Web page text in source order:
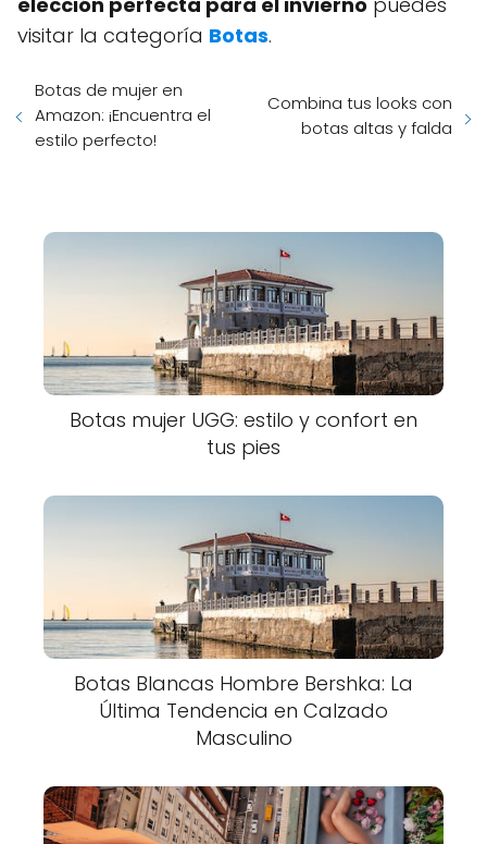
visitar la categoría Botas.
Botas de mujer en
Amazon: ¡Encuentra el
estilo perfecto!
Combina tus looks con
botas altas y falda
Botas mujer UGG: estilo y confort en
tus pies
Botas Blancas Hombre Bershka: La
Última Tendencia en Calzado
Masculino